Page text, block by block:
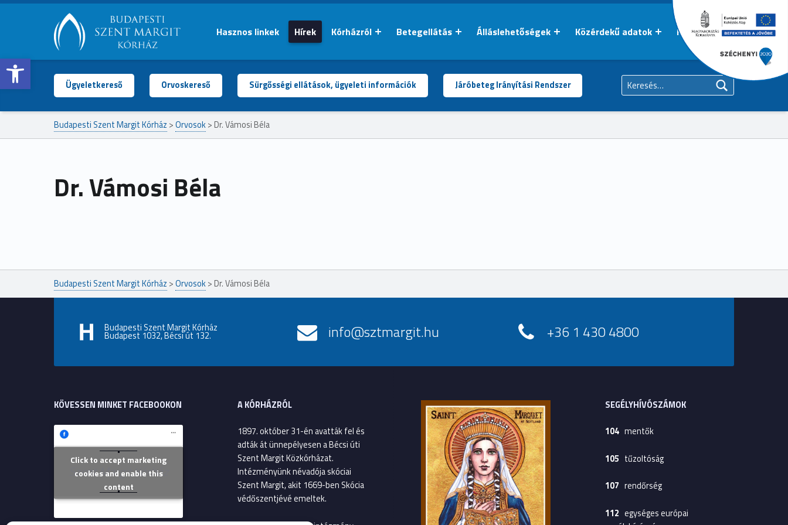
Open toolbar BUDAPESTI
SZENT
MARGIT
KÓRHÁZ
Hasznos linkek Hírek Kórházról Betegellátás Álláslehetőségek Közérdekű adatok Kapcsolat
Ügyeletkereső Orvoskereső Sürgősségi ellátások, ügyeleti információk Járóbeteg Irányítási Rendszer
Budapesti Szent Margit Kórház >Orvosok> Dr. Vámosi Béla
Dr. Vámosi Béla
Budapesti Szent Margit Kórház >Orvosok> Dr. Vámosi Béla
Budapesti Szent Margit Kórház
Budapest 1032, Bécsi út 132. info@sztmargit.hu +36 1 430 4800
KÖVESSEN MINKET FACEBOOKON
Szent Margit Kórház
Click to accept marketing
cookies and enable this
content
A KÓRHÁZRÓL
1897. október 31-én avatták fel és
adták át ünnepélyesen a Bécsi úti
Szent Margit Közkórházat.
Intézményünk névadója skóciai
Szent Margit, akit 1669-ben Skócia
védőszentjévé emeltek.
SEGÉLYHÍVÓSZÁMOK
104mentők
105 tűzoltóság
107 rendőrség
112 egységes európai